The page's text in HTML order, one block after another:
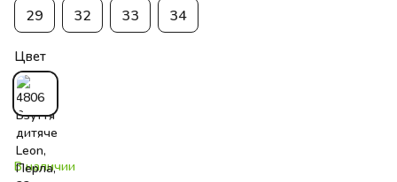
29 32 33 34
Цвет
В наличии